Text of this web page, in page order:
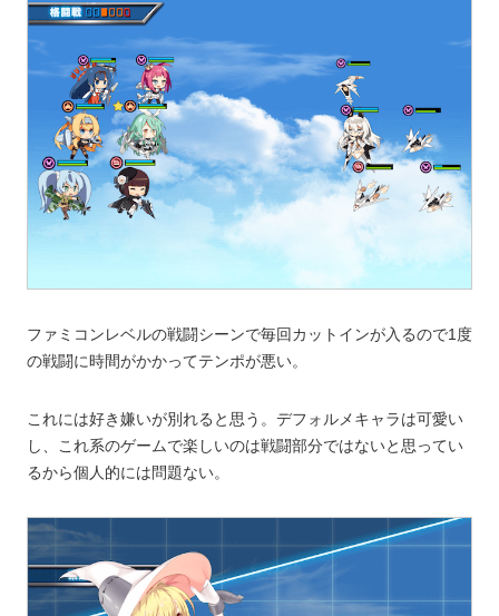
ファミコンレベルの戦闘シーンで毎回カットインが入るので1度
の戦闘に時間がかかってテンポが悪い。
これには好き嫌いが別れると思う。デフォルメキャラは可愛い
し、これ系のゲームで楽しいのは戦闘部分ではないと思ってい
るから個人的には問題ない。